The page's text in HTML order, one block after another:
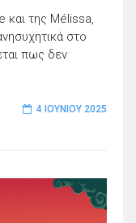
και της Mélissa,
στο
πως δεν
4 ΙΟΥΝΊΟΥ 2025